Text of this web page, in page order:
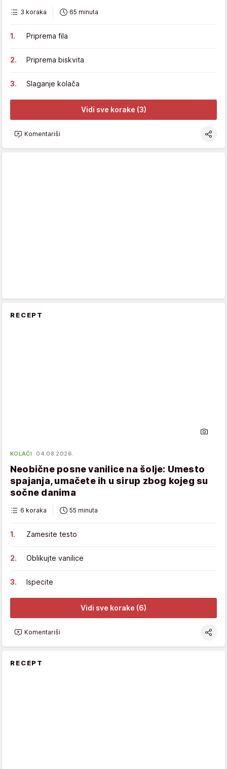
3 koraka 65 minuta
Priprema fila
Priprema biskvita
Slaganje kolača
Vidi sve korake (3)
Komentariši
RECEPT
KOLAČI 04.08.2026.
Neobične posne vanilice na šolje: Umesto
spajanja, umačete ih u sirup zbog kojeg su
sočne danima
6 koraka 55 minuta
Zamesite testo
Oblikujte vanilice
Ispecite
Vidi sve korake (6)
Komentariši
RECEPT